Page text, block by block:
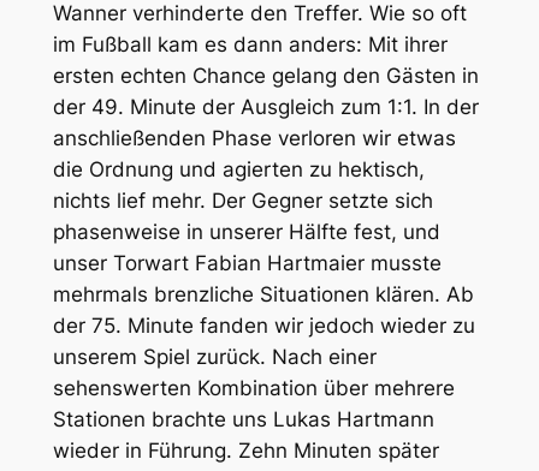
Wanner verhinderte den Treffer. Wie so oft
im Fußball kam es dann anders: Mit ihrer
ersten echten Chance gelang den Gästen in
der 49. Minute der Ausgleich zum 1:1. In der
anschließenden Phase verloren wir etwas
die Ordnung und agierten zu hektisch,
nichts lief mehr. Der Gegner setzte sich
phasenweise in unserer Hälfte fest, und
unser Torwart Fabian Hartmaier musste
mehrmals brenzliche Situationen klären. Ab
der 75. Minute fanden wir jedoch wieder zu
unserem Spiel zurück. Nach einer
sehenswerten Kombination über mehrere
Stationen brachte uns Lukas Hartmann
wieder in Führung. Zehn Minuten später